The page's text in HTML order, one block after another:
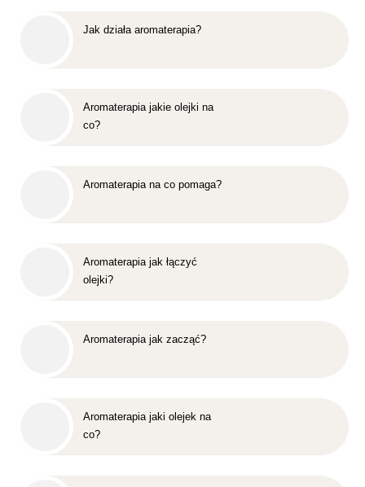
Jak działa aromaterapia?
Aromaterapia jakie olejki na
co?
Aromaterapia na co pomaga?
Aromaterapia jak łączyć
olejki?
Aromaterapia jak zacząć?
Aromaterapia jaki olejek na
co?